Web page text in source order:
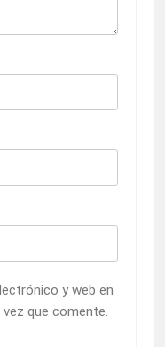
y web en
que comente.